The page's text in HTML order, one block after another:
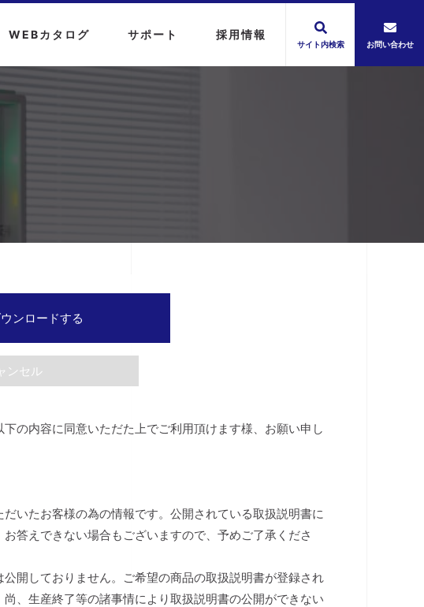
WEBカタログ サポート 採用情報
サイト内検索 お問い合わせ
ンロードする
ンセル
の内容に同意いただた上でご利用頂けます様、お願い申し
いたお客様の為の情報です。公開されている取扱説明書に
答えできない場合もございますので、予めご了承くださ
開しておりません。ご希望の商品の取扱説明書が登録され
、生産終了等の諸事情により取扱説明書の公開ができない